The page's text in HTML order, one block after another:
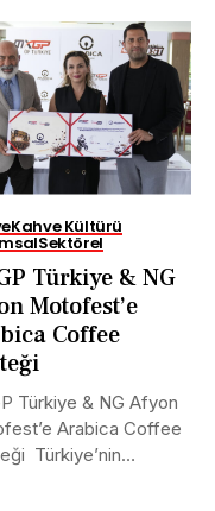
Kahve Kültürü
Sektörel
Türkiye & NG
Motofest’e
Coffee
Türkiye & NG Afyon
Arabica Coffee
Türkiye’nin